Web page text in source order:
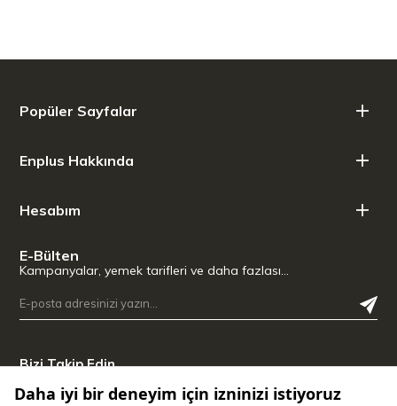
Popüler Sayfalar
Enplus Hakkında
Hesabım
E-Bülten
Kampanyalar, yemek tarifleri ve daha fazlası…
Bizi Takip Edin